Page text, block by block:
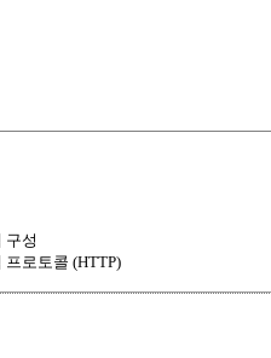
구성
프로토콜 (HTTP)